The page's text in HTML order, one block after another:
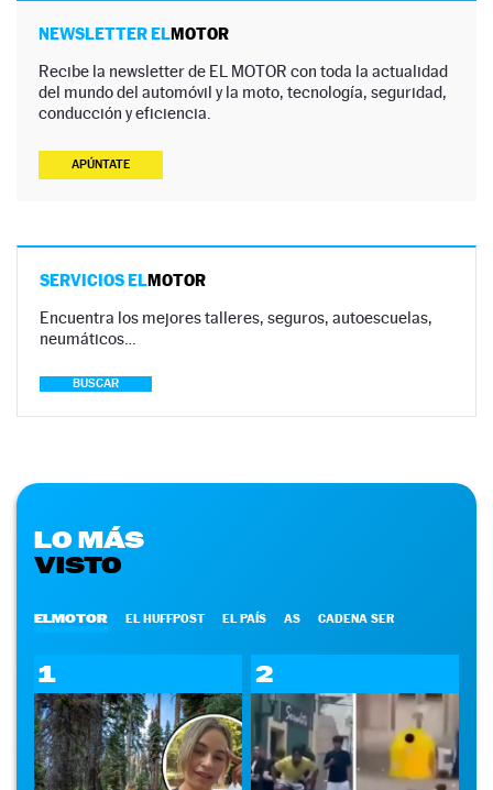
NEWSLETTER ELMOTOR
Recibe la newsletter de EL MOTOR con toda la actualidad
del mundo del automóvil y la moto, tecnología, seguridad,
conducción y eficiencia.
APÚNTATE
SERVICIOS ELMOTOR
Encuentra los mejores talleres, seguros, autoescuelas,
neumáticos…
BUSCAR
LO MÁS
VISTO
ELMOTOR EL HUFFPOST EL PAÍS AS CADENA SER
1 2